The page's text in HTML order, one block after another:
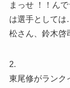
まっせ ！！ん
は選手として
松さん、鈴木啓
2.
東尾修がランク